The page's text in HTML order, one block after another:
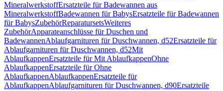
MineralwerkstoffErsatzteile für Badewannen aus
MineralwerkstoffBadewannen für BabysErsatzteile für Badewannen
für BabysZubehörReparatursetsWeiteres
ZubehörApparateanschlüsse für Duschen und
BadewannenAblaufgarnituren für Duschwannen, d52Ersatzteile für
Ablaufgarnituren für Duschwannen, d52Mit
AblaufkappenErsatzteile für Mit AblaufkappenOhne
AblaufkappenErsatzteile für Ohne
AblaufkappenAblaufkappenErsatzteile für
AblaufkappenAblaufgarnituren für Duschwannen, d90Ersatzteile